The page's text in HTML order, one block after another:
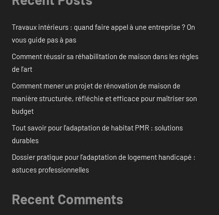
Travaux intérieurs : quand faire appel à une entreprise ? On
vous guide pas à pas
Comment réussir sa réhabilitation de maison dans les règles
de l’art
Comment mener un projet de rénovation de maison de
manière structurée, réfléchie et efficace pour maîtriser son
budget
Tout savoir pour l’adaptation de habitat PMR : solutions
durables
Dossier pratique pour l’adaptation de logement handicapé :
astuces professionnelles
Recent Comments